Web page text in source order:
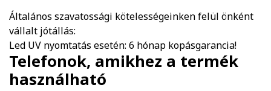
Általános szavatossági kötelességeinken felül önként
vállalt jótállás:
Led UV nyomtatás esetén: 6 hónap kopásgarancia!
Telefonok, amikhez a termék
használható